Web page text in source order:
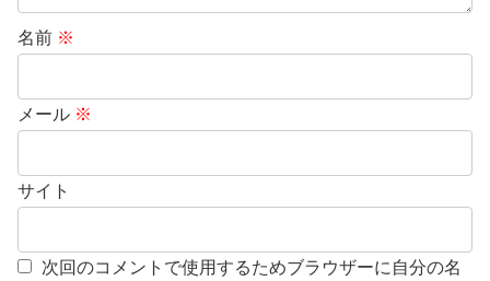
名前 ※
メール ※
サイト
次回のコメントで使用するためブラウザーに自分の名